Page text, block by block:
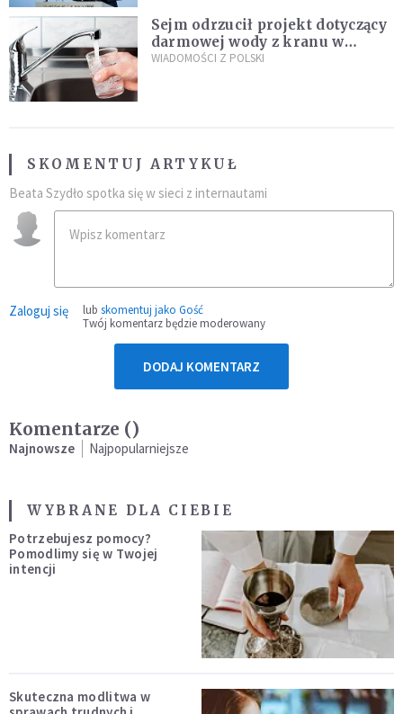
Sejm odrzucił projekt dotyczący
darmowej wody z kranu w
restauracjach
WIADOMOŚCI Z POLSKI
SKOMENTUJ ARTYKUŁ
Beata Szydło spotka się w sieci z internautami
Zaloguj się lub skomentuj jako Gość
Twój komentarz będzie moderowany
DODAJ KOMENTARZ
Komentarze ()
Najnowsze Najpopularniejsze
WYBRANE DLA CIEBIE
Potrzebujesz pomocy?
Pomodlimy się w Twojej
intencji
Skuteczna modlitwa w